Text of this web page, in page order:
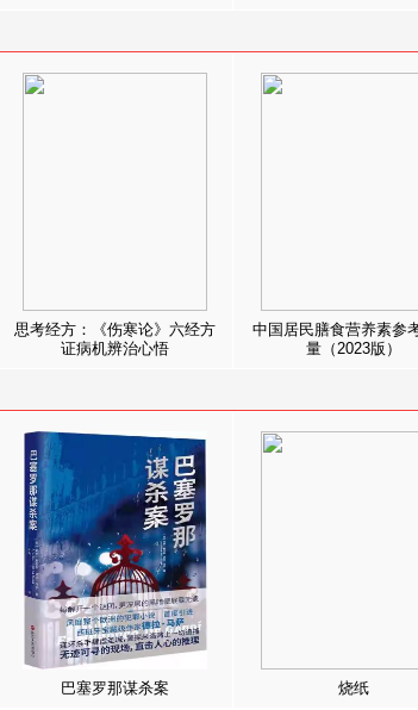
思考经方：《伤寒论》六经方
证病机辨治心悟
中国居民膳食营养素参
量（2023版）
巴塞罗那谋杀案 烧纸